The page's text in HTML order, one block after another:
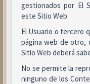
gestionados por El
este Sitio Web.
El Usuario o tercero
página web de otro,
Sitio Web deberá
No se permite la
ninguno de los